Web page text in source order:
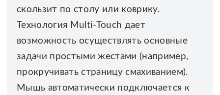
скользит по столу или коврику.
Технология Multi-Touch дает
возможность осуществлять основные
задачи простыми жестами (например,
прокручивать страницу смахиванием).
Мышь автоматически подключается к